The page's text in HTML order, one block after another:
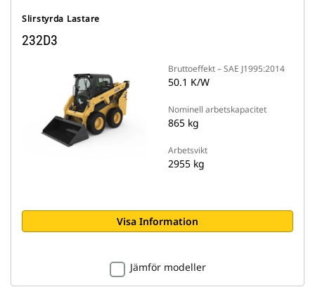
Slirstyrda Lastare
232D3
Bruttoeffekt – SAE J1995:2014
50.1 K/W
Nominell arbetskapacitet
865 kg
Arbetsvikt
2955 kg
Visa Information
Jämför modeller